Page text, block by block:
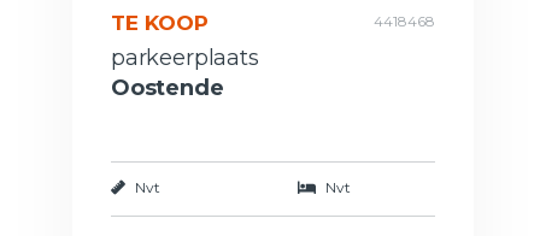
TE KOOP 4418468
parkeerplaats
Oostende
Nvt Nvt